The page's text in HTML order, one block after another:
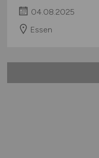
04.08.2025
Essen